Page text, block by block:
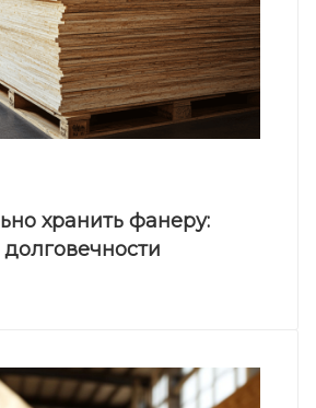
хранить фанеру: